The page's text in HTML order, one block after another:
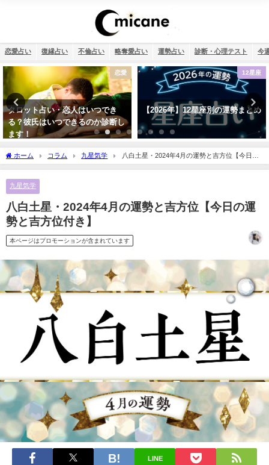
恋愛占い 復縁占い 不倫占い 略奪愛占い 運勢占い 診断・心理テスト 今
12星座
【2026年】12星座別の運勢まとめ
恋愛
タロット占い・彼氏からの連絡が
来ない理由は？待つほうがいい？
ホーム コラム 九星気学
八白土星・2024年4月の運勢と吉方位【今日の
運勢と吉方位付き】
九星気学
八白土星・2024年4月の運勢と吉方位【今日の運
勢と吉方位付き】
本ページはプロモーションが含まれています
LINE